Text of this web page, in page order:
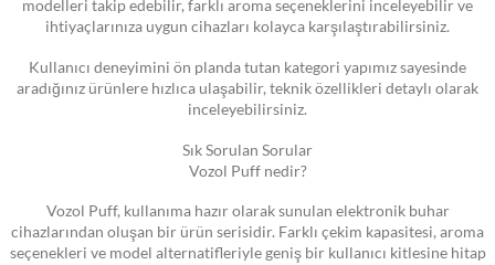
modelleri takip edebilir, farklı aroma seçeneklerini inceleyebilir ve
ihtiyaçlarınıza uygun cihazları kolayca karşılaştırabilirsiniz.
Kullanıcı deneyimini ön planda tutan kategori yapımız sayesinde
aradığınız ürünlere hızlıca ulaşabilir, teknik özellikleri detaylı olarak
inceleyebilirsiniz.
Sık Sorulan Sorular
Vozol Puff nedir?
Vozol Puff, kullanıma hazır olarak sunulan elektronik buhar
cihazlarından oluşan bir ürün serisidir. Farklı çekim kapasitesi, aroma
seçenekleri ve model alternatifleriyle geniş bir kullanıcı kitlesine hitap